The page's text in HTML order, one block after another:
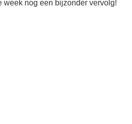
week nog een bijzonder vervolg!